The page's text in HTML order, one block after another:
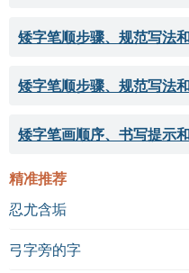
矮字笔顺步骤、规范写法
矮字笔顺步骤、规范写法
矮字笔画顺序、书写提示
精准推荐
忍尤含垢
弓字旁的字